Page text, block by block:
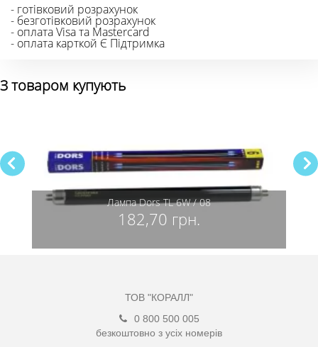
- готівковий розрахунок
- безготівковий розрахунок
- оплата Visa та Mastercard
- оплата карткой Є Підтримка
З товаром купують
Лампа Dors TL 6W / 08
182,70 грн.
ТОВ "КОРАЛЛ"
0 800 500 005
безкоштовно з усіх номерів